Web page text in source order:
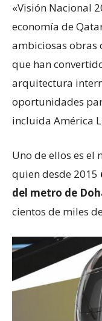
«Visión Nacional
economía de
ambiciosas obras
que han
arquitectura
oportunidades
incluida América
Uno de ellos es el
quien desde 2015
del metro de
cientos de miles